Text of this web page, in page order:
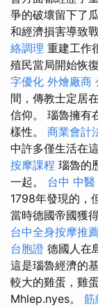
爭的破壞留下了
和經濟損害導致
絡調理 重建工作
殖民當局開始恢
字優化 外燴廠商
間，傳教士定居
信仰。 瑙魯擁有
樣性。 商業會計
中許多僅生活在
按摩課程 瑙魯的
一起。 台中 中醫
1798年發現的，
當時德國帝國獲
台中全身按摩推
台胞證 德國人在
這是瑙魯經濟的
較大的雞蛋，雞
Mhlep.nyes。 筋